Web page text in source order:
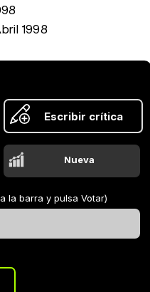
1998
Escribir crítica
Nueva
la barra y pulsa Votar)